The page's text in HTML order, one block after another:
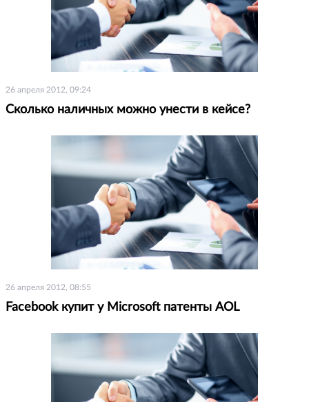
26 апреля 2012, 09:24
Сколько наличных можно унести в кейсе?
26 апреля 2012, 08:55
Facebook купит у Microsoft патенты AOL